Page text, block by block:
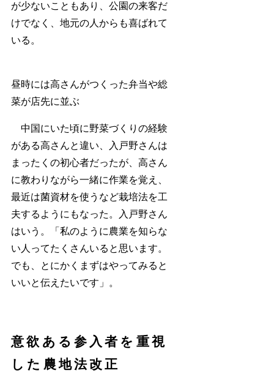
が少ないこともあり、公園の来客だ
けでなく、地元の人からも喜ばれて
いる。
昼時には高さんがつくった弁当や総
菜が店先に並ぶ
中国にいた頃に野菜づくりの経験
がある高さんと違い、入戸野さんは
まったくの初心者だったが、高さん
に教わりながら一緒に作業を覚え、
最近は菌資材を使うなど栽培法を工
夫するようにもなった。入戸野さん
はいう。「私のように農業を知らな
い人ってたくさんいると思います。
でも、とにかくまずはやってみると
いいと伝えたいです」。
意欲ある参入者を重視
した農地法改正